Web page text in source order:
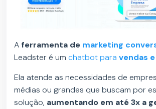
A ferramenta de marketing
Leadster é umchatbot paravendas
Ela atende as necessidades de
médias ou grandes que buscam por
solução, aumentando em até 3x a